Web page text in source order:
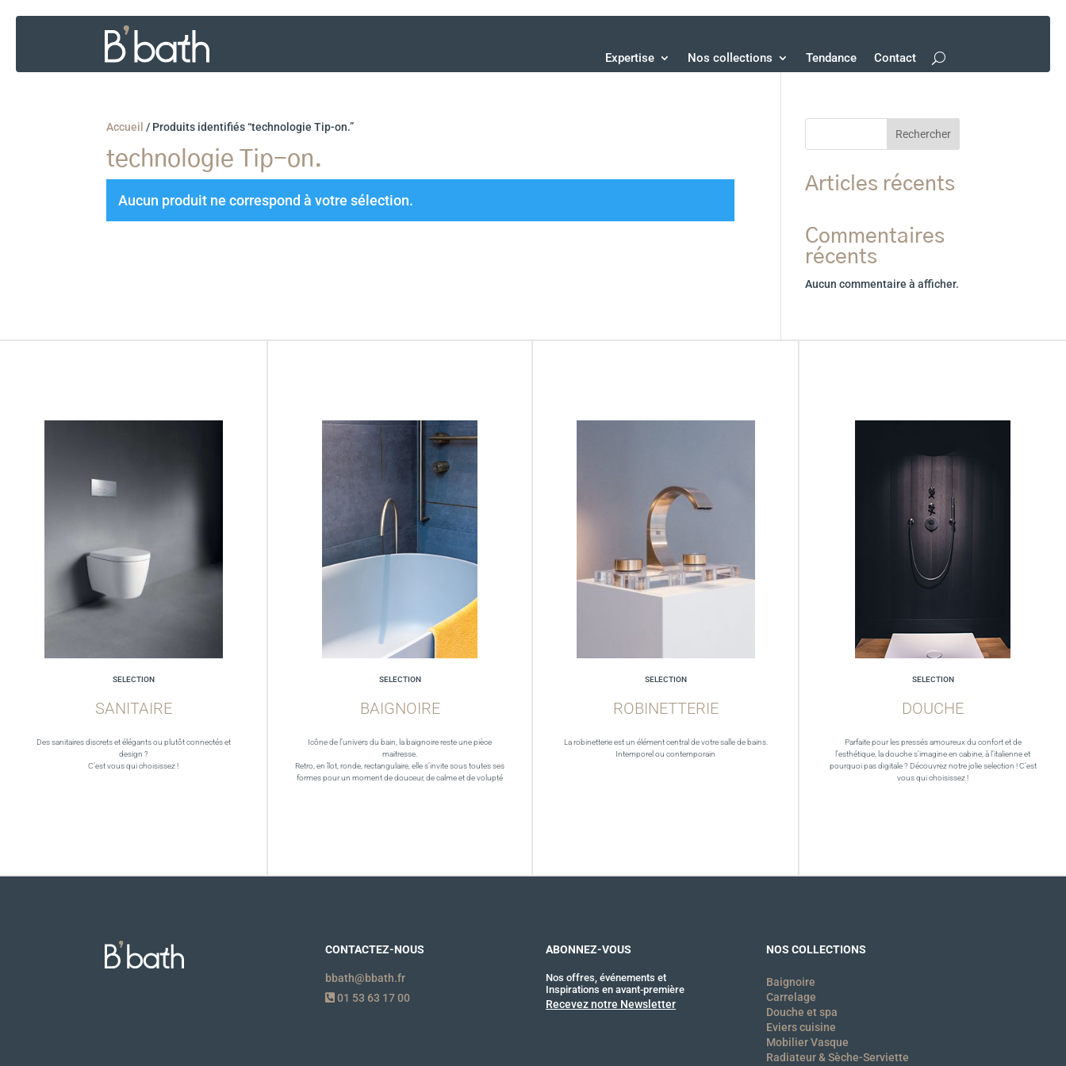
Expertise Nos collections Tendance Contact
Accueil / Produits identifiés “technologie Tip-on.”
technologie Tip-on.
Aucun produit ne correspond à votre sélection.
Rechercher
Articles récents
Commentaires
récents
Aucun commentaire à afficher.
SELECTION
SANITAIRE
Des sanitaires discrets et élégants ou plutôt connectés et
design ?
C’est vous qui choisissez !
SELECTION
BAIGNOIRE
Icône de l’univers du bain, la baignoire reste une pièce
maitresse.
Retro, en îlot, ronde, rectangulaire, elle s’invite sous toutes ses
formes pour un moment de douceur, de calme et de volupté
SELECTION
ROBINETTERIE
La robinetterie est un élément central de votre salle de bains.
Intemporel ou contemporain
SELECTION
DOUCHE
Parfaite pour les pressés amoureux du confort et de
l’esthétique, la douche s’imagine en cabine, à l’italienne et
pourquoi pas digitale ? Découvrez notre jolie selection ! C’est
vous qui choisissez !
CONTACTEZ-NOUS
bbath@bbath.fr
01 53 63 17 00
ABONNEZ-VOUS
Nos offres, événements et
Inspirations en avant-première
Recevez notre Newsletter
NOS COLLECTIONS
Baignoire
Carrelage
Douche et spa
Eviers cuisine
Mobilier Vasque
Radiateur & Sèche-Serviette